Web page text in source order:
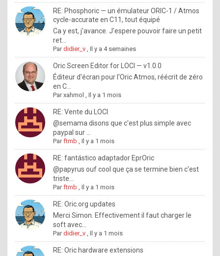
.
I
f
y
o
u
w
a
n
t
o
n
o
w
h
o
RE: Phosphoric — un émulateur ORIC-1 / Atmos
cycle-accurate en C11, tout équipé
Ca y est, j'avance. J'espere pouvoir faire un petit
ret...
Pardidier_v ,Il y a 4 semaines
Oric Screen Editor for LOCI — v1.0.0
Éditeur d'écran pour l'Oric Atmos, réécrit de zéro
en C...
Parxahmol ,Il y a 1 mois
RE: Vente du LOCI
@semama disons que c'est plus simple avec
paypal sur ...
Parftmb ,Il y a 1 mois
RE: fantástico adaptador EprOric
@papyrus ouf cool que ça se termine bien c'est
triste...
Parftmb ,Il y a 1 mois
RE: Oric.org updates
Merci Simon. Effectivement il faut charger le
soft avec...
Pardidier_v ,Il y a 1 mois
RE: Oric hardware extensions